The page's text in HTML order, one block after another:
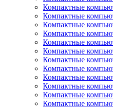
Компактные
Компактные
Компактные
Компактные
Компактные
Компактные
Компактные
Компактные
Компактные
Компактные
Компактные
Компактные